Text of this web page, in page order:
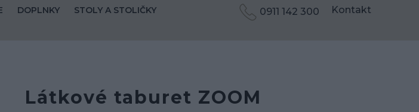
DOPLNKY STOLY A STOLIČKY 0911 142 300 Kontakt
Látkové taburet ZOOM